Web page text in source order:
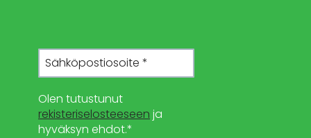
Olen tutustunut
rekisteriselosteeseen ja
hyväksyn ehdot.*